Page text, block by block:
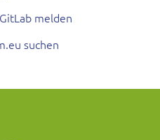
melden
suchen